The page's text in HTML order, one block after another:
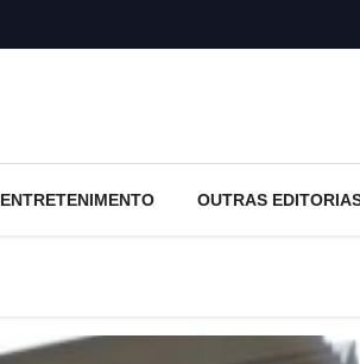
ENTRETENIMENTO OUTRAS